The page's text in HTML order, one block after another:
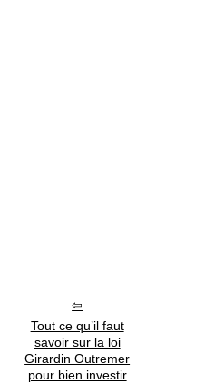
Tout ce qu’il faut
savoir sur la loi
Girardin Outremer
pour bien investir